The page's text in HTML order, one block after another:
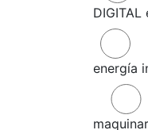
DIGITAL
energía